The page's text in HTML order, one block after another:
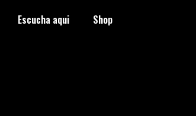
Escucha aqui Shop